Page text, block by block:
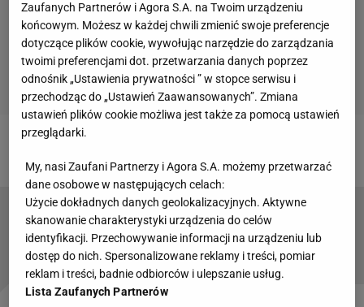
Piłkarz Legii Warszawa: Przegrała lepsza
drużyna
Zaufanych Partnerów i Agora S.A. na Twoim urządzeniu
końcowym. Możesz w każdej chwili zmienić swoje preferencje
dotyczące plików cookie, wywołując narzędzie do zarządzania
twoimi preferencjami dot. przetwarzania danych poprzez
odnośnik „Ustawienia prywatności ” w stopce serwisu i
przechodząc do „Ustawień Zaawansowanych”. Zmiana
ustawień plików cookie możliwa jest także za pomocą ustawień
przeglądarki.
My, nasi Zaufani Partnerzy i Agora S.A. możemy przetwarzać
dane osobowe w następujących celach:
Użycie dokładnych danych geolokalizacyjnych. Aktywne
skanowanie charakterystyki urządzenia do celów
identyfikacji. Przechowywanie informacji na urządzeniu lub
dostęp do nich. Spersonalizowane reklamy i treści, pomiar
reklam i treści, badnie odbiorców i ulepszanie usług.
Lista Zaufanych Partnerów